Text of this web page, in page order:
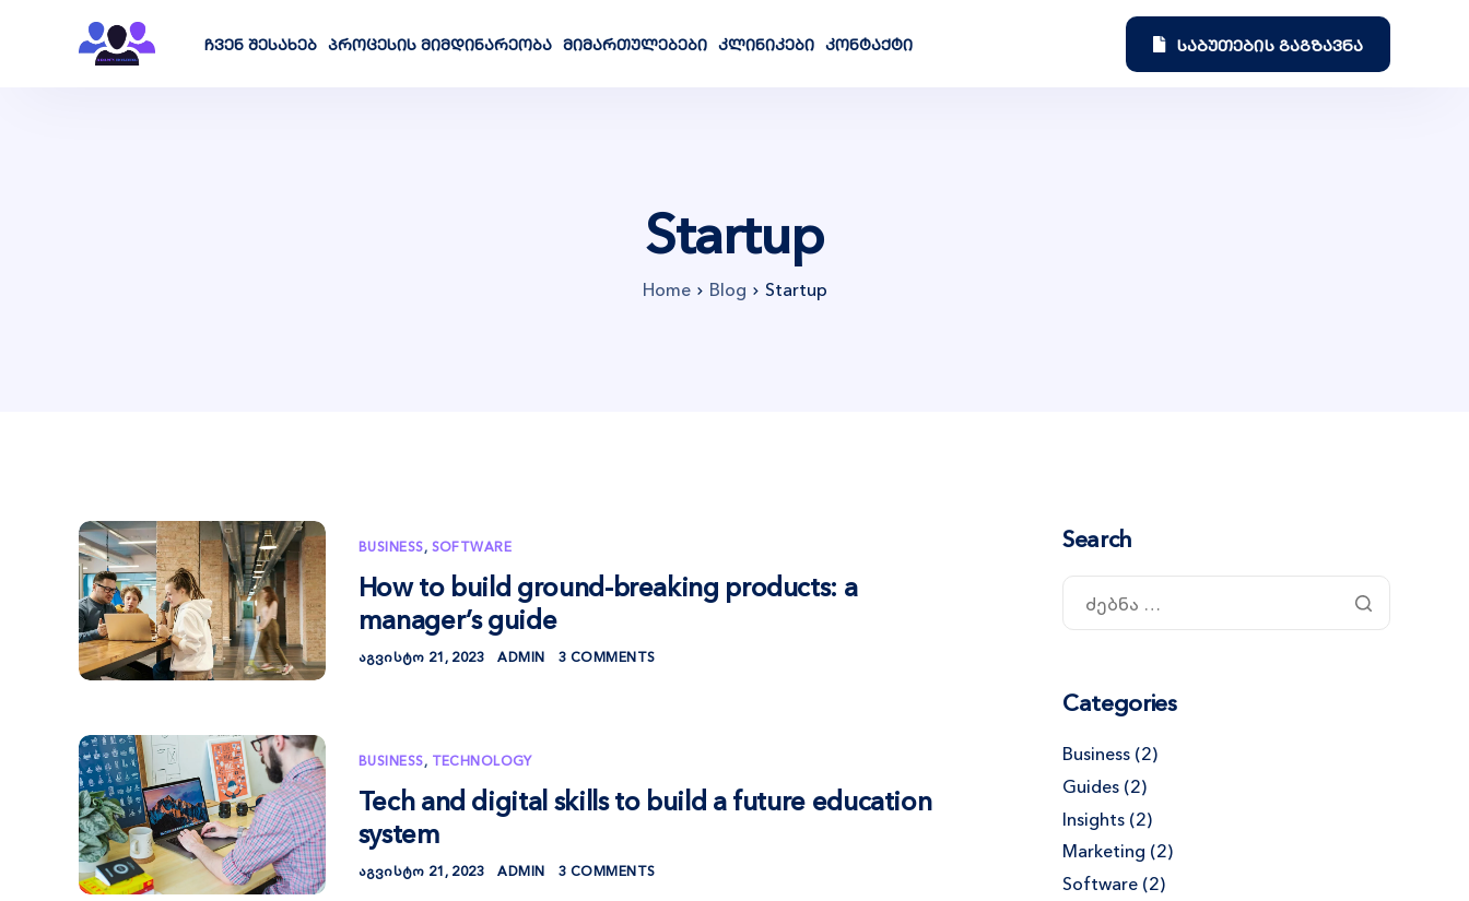
ჩვენ შესახებ პროცესის მიმდინარეობა მიმართულებები კლინიკები კონტაქტი საბუთების გაგზავნა
Startup
Home Blog Startup
BUSINESS, SOFTWARE
How to build ground-breaking products: a
manager’s guide
ᲐᲒᲕᲘᲡᲢᲝ 21, 2023 ADMIN 3 COMMENTS
BUSINESS, TECHNOLOGY
Tech and digital skills to build a future education
system
ᲐᲒᲕᲘᲡᲢᲝ 21, 2023 ADMIN 3 COMMENTS
Search
Categories
Business (2)
Guides (2)
Insights (2)
Marketing (2)
Software (2)